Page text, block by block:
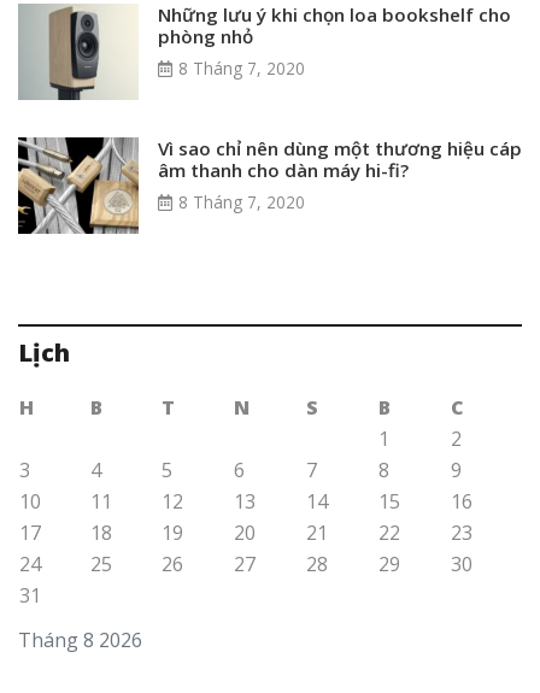
Những lưu ý khi chọn loa bookshelf cho
phòng nhỏ
8 Tháng 7, 2020
Vì sao chỉ nên dùng một thương hiệu cáp
âm thanh cho dàn máy hi-fi?
8 Tháng 7, 2020
Lịch
Tháng 8 2026
H B T N S B
C
1
2
3
4 5 6 7 8
9
10
11 12 13 14 15
16
17
18 19 20 21 22
23
24
25 26 27 28 29
30
31